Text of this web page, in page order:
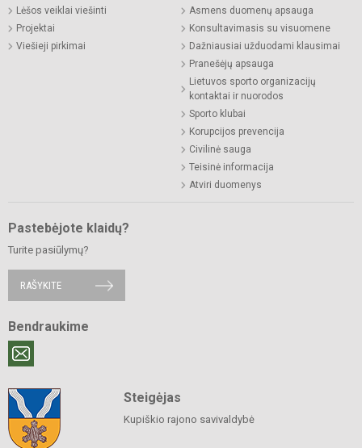
Lėšos veiklai viešinti
Projektai
Viešieji pirkimai
Asmens duomenų apsauga
Konsultavimasis su visuomene
Dažniausiai užduodami klausimai
Pranešėjų apsauga
Lietuvos sporto organizacijų
kontaktai ir nuorodos
Sporto klubai
Korupcijos prevencija
Civilinė sauga
Teisinė informacija
Atviri duomenys
Pastebėjote klaidų?
Turite pasiūlymų?
RAŠYKITE
Bendraukime
Steigėjas
Kupiškio rajono savivaldybė